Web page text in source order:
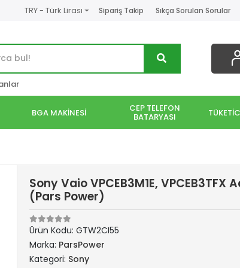
TRY - Türk Lirası Sipariş Takip Sıkça Sorulan Sorular
BGA MAKİNESİ CEP TELEFON
BATARYASI
Sony Vaio VPCEB3M1E,
(Pars Power)
Ürün Kodu: GTW2CI55
Marka: ParsPower
Kategori: Sony